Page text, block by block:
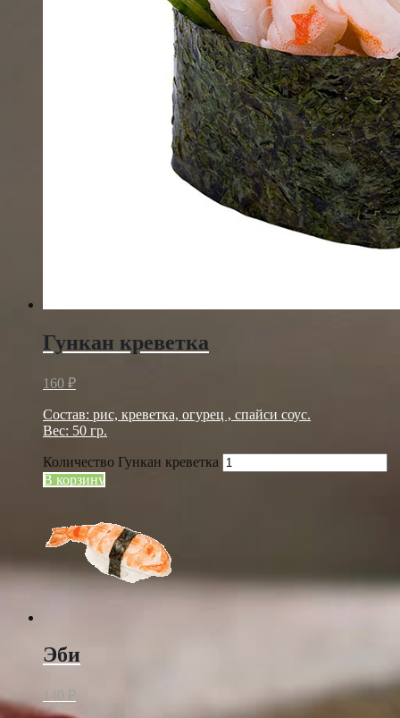
Гункан креветка
160 ₽
Состав: рис, креветка, огурец , спайси соус.
Вес: 50 гр.
Количество Гункан креветка
В корзину
Эби
140